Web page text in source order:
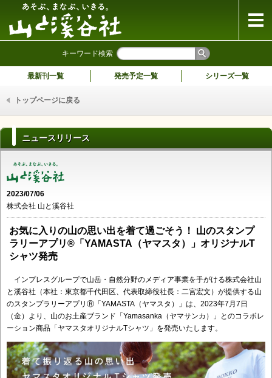
キーワード検索
最新刊一覧 発売予定一覧 シリーズ一覧
トップページに戻る
ニュースリリース
2023/07/06
株式会社 山と溪谷社
お気に入りの山の思い出を着て過ごそう！ 山のスタンプ
ラリーアプリ®「YAMASTA（ヤマスタ）」オリジナルT
シャツ発売
インプレスグループで山岳・自然分野のメディア事業を手がける株式会社山
と溪谷社（本社：東京都千代田区、代表取締役社長：二宮宏文）が提供する山
のスタンプラリーアプリⓇ「YAMASTA（ヤマスタ）」は、2023年7月7日
（金）より、山のお土産ブランド「Yamasanka（ヤマサンカ）」とのコラボレ
ーション商品「ヤマスタオリジナルTシャツ」を発売いたします。